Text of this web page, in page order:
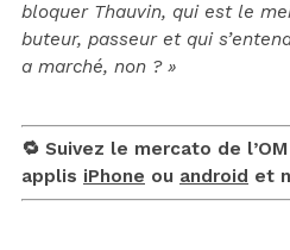
bloquer Thauvin, qui est le
buteur, passeur et qui
a marché, non ? »
🔁 Suivez le mercato de
applis iPhone ou android et